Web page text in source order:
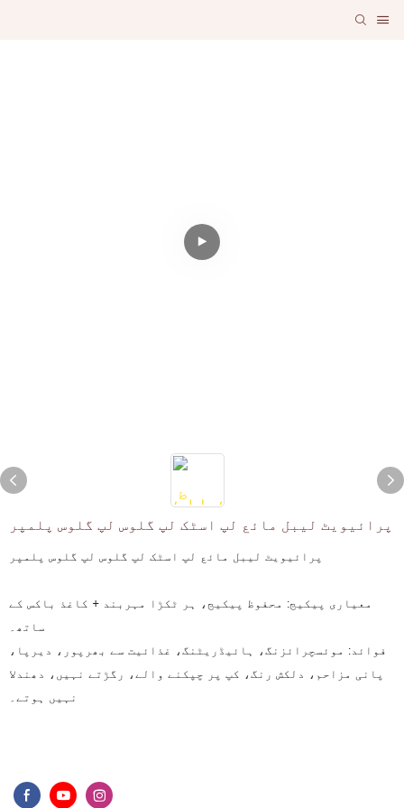
پرائیویٹ لیبل مائع لپ اسٹک لپ گلوس لپ گلوس پلمپر
پرائیویٹ لیبل مائع لپ اسٹک لپ گلوس لپ گلوس پلمپر
معیاری پیکیج: محفوظ پیکیج، ہر ٹکڑا مہربند + کاغذ باکس کے
ساتھ۔
فوائد: موئسچرائزنگ، ہائیڈریٹنگ، غذائیت سے بھرپور، دیرپا،
پانی مزاحم، دلکش رنگ، کپ پر چپکنے والے، رگڑتے نہیں، دھندلا
نہیں ہوتے۔